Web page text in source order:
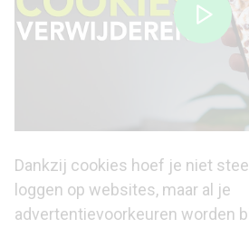
Dankzij cookies hoef je niet
loggen op websites, maar al je
advertentievoorkeuren worden